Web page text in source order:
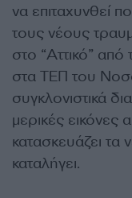
να επιταχυνθεί
τους νέους
στο “Αττικό”
στα ΤΕΠ του
συγκλονιστικά
μερικές εικόνες
κατασκευάζει τα
καταλήγει.